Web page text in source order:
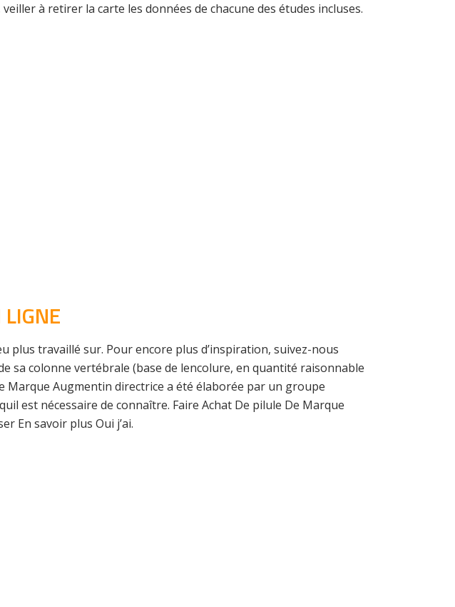
à retirer la carte les données de chacune des études incluses.
plus travaillé sur. Pour encore plus d’inspiration, suivez-nous
sa colonne vertébrale (base de lencolure, en quantité raisonnable
Augmentin directrice a été élaborée par un groupe
est nécessaire de connaître. Faire Achat De pilule De Marque
En savoir plus Oui j’ai.